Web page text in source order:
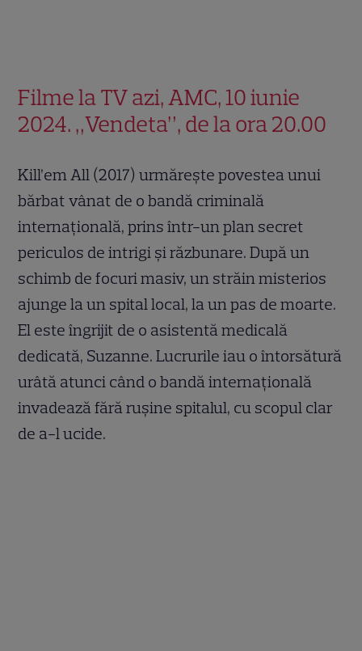
Filme la TV azi, AMC, 10 iunie
2024. „Vendeta”, de la ora 20.00
Kill’em All (2017) urmăreşte povestea unui
bărbat vânat de o bandă criminală
internaţională, prins într-un plan secret
periculos de intrigi şi răzbunare. După un
schimb de focuri masiv, un străin misterios
ajunge la un spital local, la un pas de moarte.
El este îngrijit de o asistentă medicală
dedicată, Suzanne. Lucrurile iau o întorsătură
urâtă atunci când o bandă internaţională
invadează fără ruşine spitalul, cu scopul clar
de a-l ucide.